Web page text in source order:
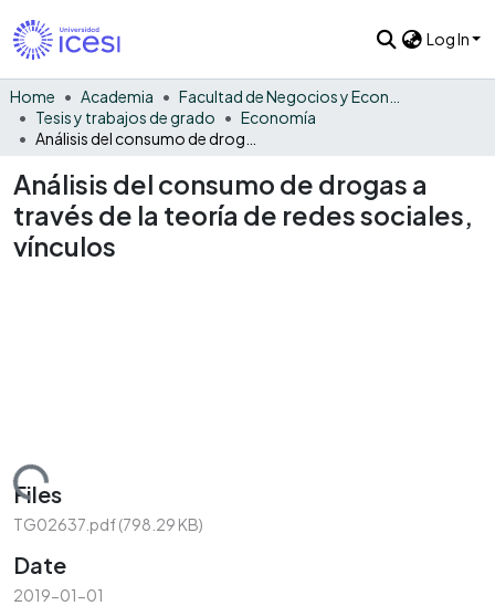
Log In
Home Academia
Tesis y trabajos de grado
Economía
Análisis del consumo de drogas a
través de la teoría de redes sociales,
vínculos
Loading...
Files
TG02637.pdf(798.29 KB)
Date
2019-01-01